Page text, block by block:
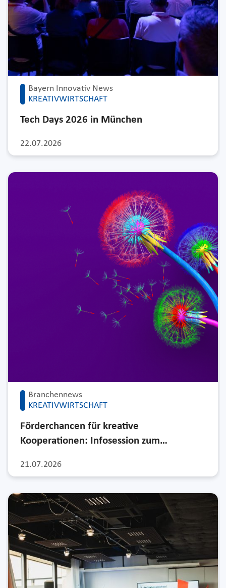
Bayern Innovativ News
KREATIVWIRTSCHAFT
22.07.2026
Tech Days 2026 in München
Branchennews
KREATIVWIRTSCHAFT
21.07.2026
Förderchancen für kreative
Kooperationen: Infosession zum…